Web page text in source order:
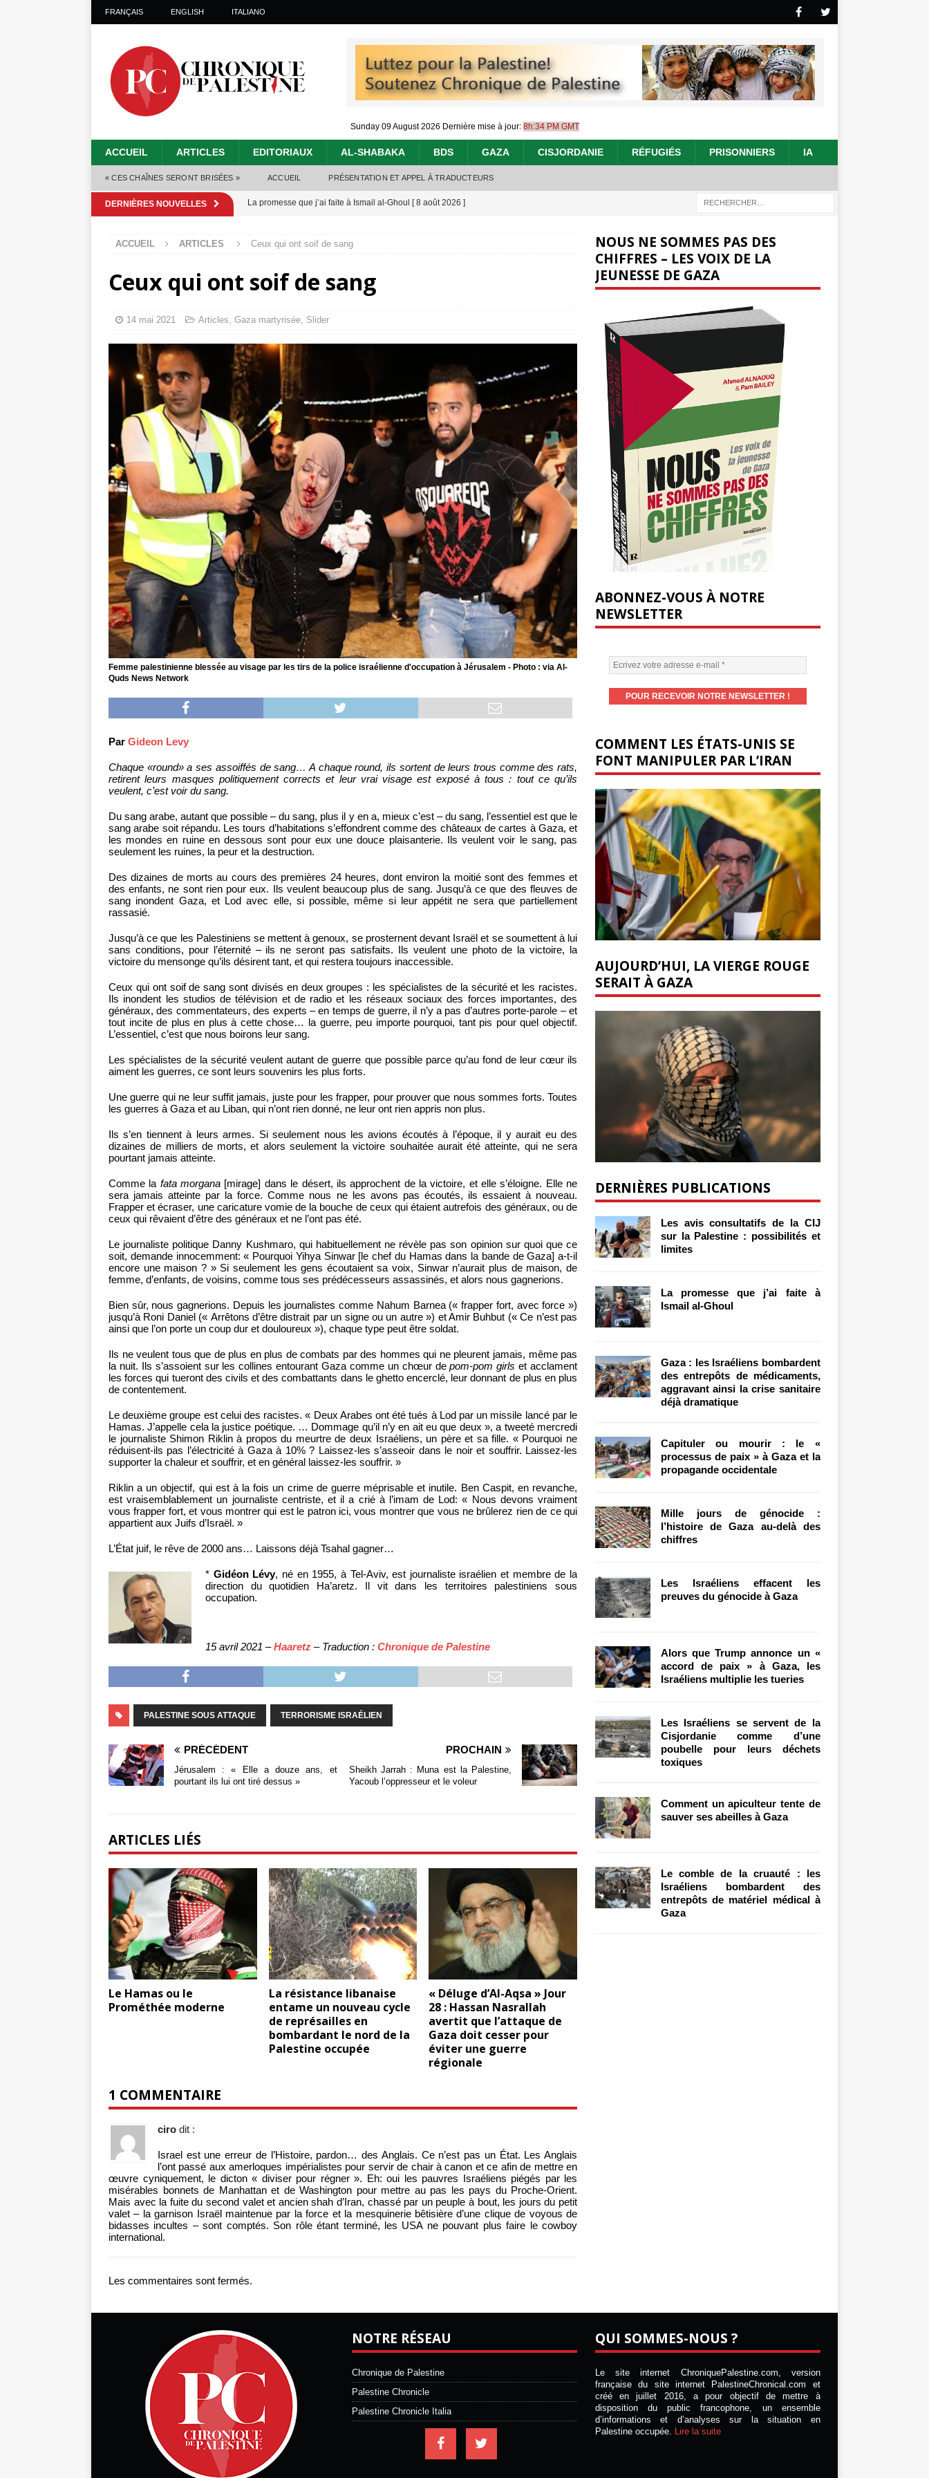
FRANÇAIS ENGLISH ITALIANO
Sunday 09 August 2026 Dernière mise à jour: 8h:34 PM GMT
ACCUEIL ARTICLES EDITORIAUX AL-SHABAKA BDS GAZA CISJORDANIE RÉFUGIÉS PRISONNIERS IA
« CES CHAÎNES SERONT BRISÉES » ACCUEIL PRÉSENTATION ET APPEL À TRADUCTEURS
DERNIÈRES NOUVELLES La promesse que j’ai faite à Ismail al-Ghoul [ 8 août 2026 ]
crise sanitaire déjà dramatique
Capituler ou mourir : le « processus de paix » à Gaza et la propagande occidentale
Mille jours de génocide : l’histoire de Gaza au-delà des chiffres
Les avis consultatifs de la CIJ sur la Palestine : possibilités et limites[ 8 août 2026 ]
ACCUEIL ARTICLES Ceux qui ont soif de sang
Ceux qui ont soif de sang
14 mai 2021 Articles, Gaza martyrisée, Slider
Femme palestinienne blessée au visage par les tirs de la police israélienne d'occupation à Jérusalem - Photo : via Al-
Quds News Network
Par Gideon Levy
Chaque «round» a ses assoiffés de sang… A chaque round, ils sortent de leurs trous comme des rats,
retirent leurs masques politiquement corrects et leur vrai visage est exposé à tous : tout ce qu’ils
veulent, c’est voir du sang.
Du sang arabe, autant que possible – du sang, plus il y en a, mieux c’est – du sang, l’essentiel est que le
sang arabe soit répandu. Les tours d’habitations s’effondrent comme des châteaux de cartes à Gaza, et
les mondes en ruine en dessous sont pour eux une douce plaisanterie. Ils veulent voir le sang, pas
seulement les ruines, la peur et la destruction.
Des dizaines de morts au cours des premières 24 heures, dont environ la moitié sont des femmes et
des enfants, ne sont rien pour eux. Ils veulent beaucoup plus de sang. Jusqu’à ce que des fleuves de
sang inondent Gaza, et Lod avec elle, si possible, même si leur appétit ne sera que partiellement
rassasié.
Jusqu’à ce que les Palestiniens se mettent à genoux, se prosternent devant Israël et se soumettent à lui
sans conditions, pour l’éternité – ils ne seront pas satisfaits. Ils veulent une photo de la victoire, la
victoire du mensonge qu’ils désirent tant, et qui restera toujours inaccessible.
Ceux qui ont soif de sang sont divisés en deux groupes : les spécialistes de la sécurité et les racistes.
Ils inondent les studios de télévision et de radio et les réseaux sociaux des forces importantes, des
généraux, des commentateurs, des experts – en temps de guerre, il n’y a pas d’autres porte-parole – et
tout incite de plus en plus à cette chose… la guerre, peu importe pourquoi, tant pis pour quel objectif.
L’essentiel, c’est que nous boirons leur sang.
Les spécialistes de la sécurité veulent autant de guerre que possible parce qu’au fond de leur cœur ils
aiment les guerres, ce sont leurs souvenirs les plus forts.
Une guerre qui ne leur suffit jamais, juste pour les frapper, pour prouver que nous sommes forts. Toutes
les guerres à Gaza et au Liban, qui n’ont rien donné, ne leur ont rien appris non plus.
Ils s’en tiennent à leurs armes. Si seulement nous les avions écoutés à l’époque, il y aurait eu des
dizaines de milliers de morts, et alors seulement la victoire souhaitée aurait été atteinte, qui ne sera
pourtant jamais atteinte.
Comme la fata morgana [mirage] dans le désert, ils approchent de la victoire, et elle s’éloigne. Elle ne
sera jamais atteinte par la force. Comme nous ne les avons pas écoutés, ils essaient à nouveau.
Frapper et écraser, une caricature vomie de la bouche de ceux qui étaient autrefois des généraux, ou de
ceux qui rêvaient d’être des généraux et ne l’ont pas été.
Le journaliste politique Danny Kushmaro, qui habituellement ne révèle pas son opinion sur quoi que ce
soit, demande innocemment: « Pourquoi Yihya Sinwar [le chef du Hamas dans la bande de Gaza] a-t-il
encore une maison ? » Si seulement les gens écoutaient sa voix, Sinwar n’aurait plus de maison, de
femme, d’enfants, de voisins, comme tous ses prédécesseurs assassinés, et alors nous gagnerions.
Bien sûr, nous gagnerions. Depuis les journalistes comme Nahum Barnea (« frapper fort, avec force »)
jusqu’à Roni Daniel (« Arrêtons d’être distrait par un signe ou un autre ») et Amir Buhbut (« Ce n’est pas
ainsi que l’on porte un coup dur et douloureux »), chaque type peut être soldat.
Ils ne veulent tous que de plus en plus de combats par des hommes qui ne pleurent jamais, même pas
la nuit. Ils s’assoient sur les collines entourant Gaza comme un chœur depom-pom girls et acclament
les forces qui tueront des civils et des combattants dans le ghetto encerclé, leur donnant de plus en plus
de contentement.
Le deuxième groupe est celui des racistes. « Deux Arabes ont été tués à Lod par un missile lancé par le
Hamas. J’appelle cela la justice poétique. … Dommage qu’il n’y en ait eu que deux », a tweeté mercredi
le journaliste Shimon Riklin à propos du meurtre de deux Israéliens, un père et sa fille. « Pourquoi ne
réduisent-ils pas l’électricité à Gaza à 10% ? Laissez-les s’asseoir dans le noir et souffrir. Laissez-les
supporter la chaleur et souffrir, et en général laissez-les souffrir. »
Riklin a un objectif, qui est à la fois un crime de guerre méprisable et inutile. Ben Caspit, en revanche,
est vraisemblablement un journaliste centriste, et il a crié à l’imam de Lod: « Nous devons vraiment
vous frapper fort, et vous montrer qui est le patron ici, vous montrer que vous ne brûlerez rien de ce qui
appartient aux Juifs d’Israël. »
L’État juif, le rêve de 2000 ans… Laissons déjà Tsahal gagner…
* Gidéon Lévy, né en 1955, à Tel-Aviv, est journaliste israélien et membre de la
direction du quotidien Ha’aretz. Il vit dans les territoires palestiniens sous
occupation.
15 avril 2021 –Haaretz – Traduction : Chronique de Palestine
PALESTINE SOUS ATTAQUE TERRORISME ISRAÉLIEN
PRÉCÉDENT
Jérusalem : « Elle a douze ans, et
pourtant ils lui ont tiré dessus »
PROCHAIN
Sheikh Jarrah : Muna est la Palestine,
Yacoub l’oppresseur et le voleur
ARTICLES LIÉS
Le Hamas ou le
Prométhée moderne
La résistance libanaise
entame un nouveau cycle
de représailles en
bombardant le nord de la
Palestine occupée
« Déluge d’Al-Aqsa » Jour
28 : Hassan Nasrallah
avertit que l’attaque de
Gaza doit cesser pour
éviter une guerre
régionale
1 COMMENTAIRE
ciro dit :
Israel est une erreur de l’Histoire, pardon… des Anglais. Ce n’est pas un État. Les Anglais
l’ont passé aux amerloques impérialistes pour servir de chair à canon et ce afin de mettre en
œuvre cyniquement, le dicton « diviser pour régner ». Eh: oui les pauvres Israéliens piégés par les
misérables bonnets de Manhattan et de Washington pour mettre au pas les pays du Proche-Orient.
Mais avec la fuite du second valet et ancien shah d’Iran, chassé par un peuple à bout, les jours du petit
valet – la garnison Israël maintenue par la force et la mesquinerie bêtisière d’une clique de voyous de
bidasses incultes – sont comptés. Son rôle étant terminé, les USA ne pouvant plus faire le cowboy
international.
Les commentaires sont fermés.
NOUS NE SOMMES PAS DES
CHIFFRES – LES VOIX DE LA
JEUNESSE DE GAZA
ABONNEZ-VOUS À NOTRE
NEWSLETTER
COMMENT LES ÉTATS-UNIS SE
FONT MANIPULER PAR L’IRAN
AUJOURD’HUI, LA VIERGE ROUGE
SERAIT À GAZA
DERNIÈRES PUBLICATIONS
Les avis consultatifs de la CIJ
sur la Palestine : possibilités et
limites
La promesse que j’ai faite à
Ismail al-Ghoul
Gaza : les Israéliens bombardent
des entrepôts de médicaments,
aggravant ainsi la crise sanitaire
déjà dramatique
Capituler ou mourir : le «
processus de paix » à Gaza et la
propagande occidentale
Mille jours de génocide :
l’histoire de Gaza au-delà des
chiffres
Les Israéliens effacent les
preuves du génocide à Gaza
Alors que Trump annonce un «
accord de paix » à Gaza, les
Israéliens multiplie les tueries
Les Israéliens se servent de la
Cisjordanie comme d’une
poubelle pour leurs déchets
toxiques
Comment un apiculteur tente de
sauver ses abeilles à Gaza
Le comble de la cruauté : les
Israéliens bombardent des
entrepôts de matériel médical à
Gaza
NOTRE RÉSEAU
Chronique de Palestine
Palestine Chronicle
Palestine Chronicle Italia
QUI SOMMES-NOUS ?
Le site internet ChroniquePalestine.com, version
française du site internet PalestineChronical.com et
créé en juillet 2016, a pour objectif de mettre à
disposition du public francophone, un ensemble
d’informations et d’analyses sur la situation en
Palestine occupée. Lire la suite